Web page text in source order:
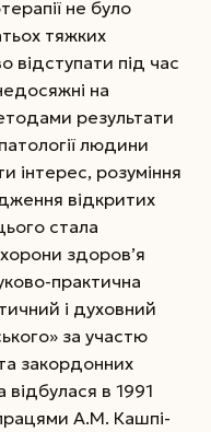
не було
тяжких
відступати під час
на
результати
людини
інтерес, розуміння
відкритих
стала
здоров’я
практична
і духовний
за участю
закордонних
відбулася в 1991
А.М. Кашпі­